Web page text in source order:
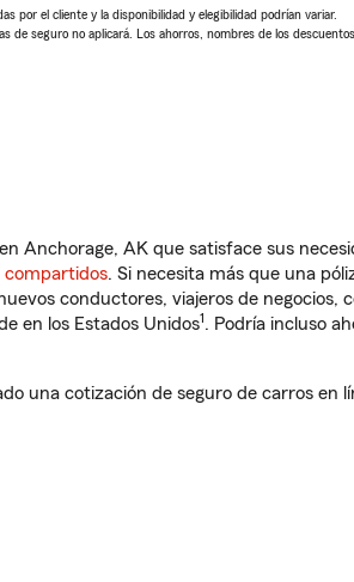
por el cliente y la disponibilidad y elegibilidad podrían variar.
de seguro no aplicará. Los ahorros, nombres de los
en Anchorage, AK que satisface sus
compartidos. Si necesita más que una
conductores, viajeros de negocios,
en los Estados Unidos1. Podría incluso
una cotización de seguro de carros en